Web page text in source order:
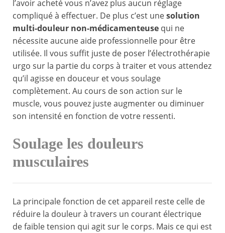
l’avoir acheté vous n’avez plus aucun réglage
compliqué à effectuer. De plus c’est unesolution
multi-douleur non-médicamenteuse qui ne
nécessite aucune aide professionnelle pour être
utilisée. Il vous suffit juste de poser l’électrothérapie
urgo sur la partie du corps à traiter et vous attendez
qu’il agisse en douceur et vous soulage
complètement. Au cours de son action sur le
muscle, vous pouvez juste augmenter ou diminuer
son intensité en fonction de votre ressenti.
Soulage les douleurs
musculaires
La principale fonction de cet appareil reste celle de
réduire la douleur à travers un courant électrique
de faible tension qui agit sur le corps. Mais ce qui est